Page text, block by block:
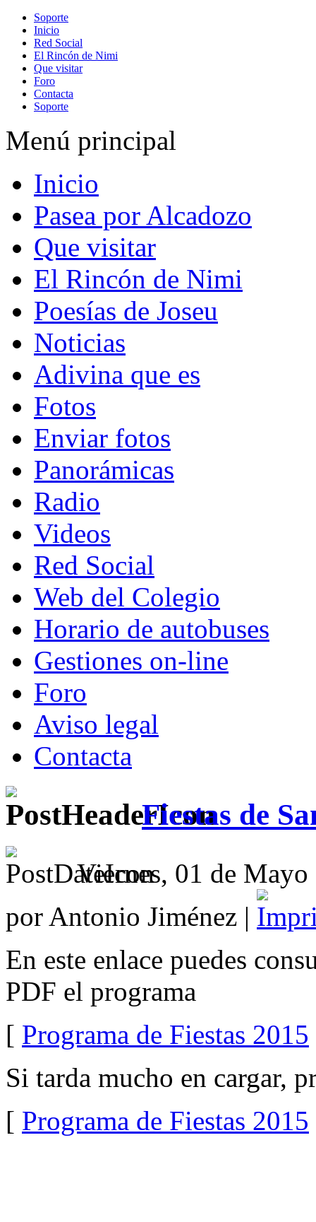
Soporte
Inicio
Red Social
El Rincón de Nimi
Que visitar
Foro
Contacta
Soporte
Menú principal
Inicio
Pasea por Alcadozo
Que visitar
El Rincón de Nimi
Poesías de Joseu
Noticias
Adivina que es
Fotos
Enviar fotos
Panorámicas
Radio
Videos
Red Social
Web del Colegio
Horario de autobuses
Gestiones on-line
Foro
Aviso legal
Contacta
Fiestas de
Viernes, 01 de
por Antonio Jiménez |
En este enlace puedes
PDF el programa
[ Programa de Fiestas 2015
Si tarda mucho en cargar,
[ Programa de Fiestas 2015